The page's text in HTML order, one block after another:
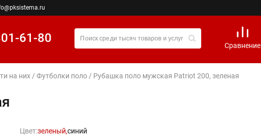
61-80
Сравнение
на них / Футболки поло / Рубашка поло мужская Patriot 200, зеленая
Цвет:зеленый,синий